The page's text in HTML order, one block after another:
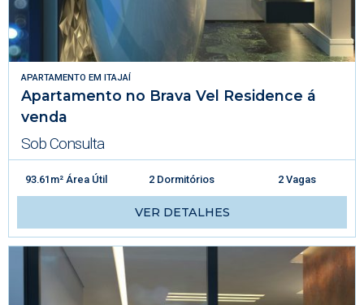
APARTAMENTO EM ITAJAÍ
Apartamento no Brava Vel Residence á
venda
Sob Consulta
93.61m² Área Útil 2 Dormitórios 2 Vagas
VER DETALHES